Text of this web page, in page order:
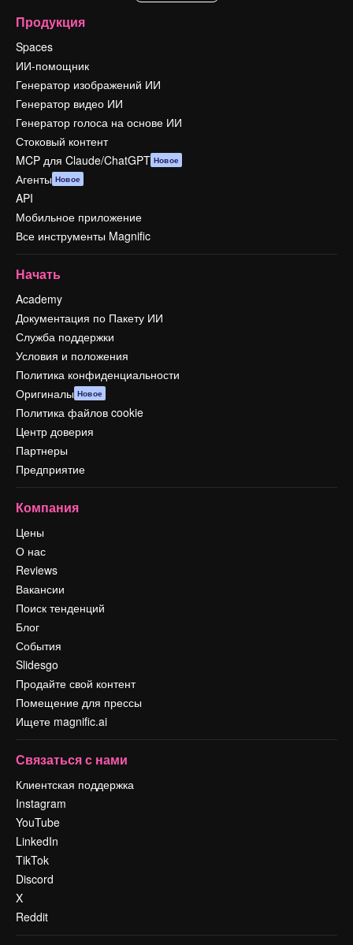
Продукция
Spaces
ИИ-помощник
Генератор изображений ИИ
Генератор видео ИИ
Генератор голоса на основе ИИ
Стоковый контент
MCP для Claude/ChatGPT Новое
Агенты Новое
API
Мобильное приложение
Все инструменты Magnific
Начать
Academy
Документация по Пакету ИИ
Служба поддержки
Условия и положения
Политика конфиденциальности
Оригиналы Новое
Политика файлов cookie
Центр доверия
Партнеры
Предприятие
Компания
Цены
О нас
Reviews
Вакансии
Поиск тенденций
Блог
События
Slidesgo
Продайте свой контент
Помещение для прессы
Ищете magnific.ai
Связаться с нами
Клиентская поддержка
Instagram
YouTube
LinkedIn
TikTok
Discord
X
Reddit